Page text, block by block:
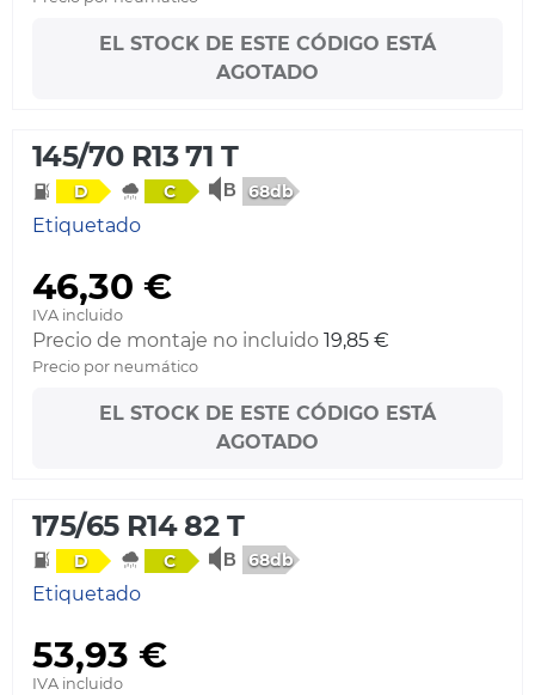
EL STOCK DE ESTE CÓDIGO ESTÁ
AGOTADO
145/70 R13 71 T
D C 68db
Etiquetado
46,30 €
IVA incluido
Precio de montaje no incluido 19,85 €
Precio por neumático
EL STOCK DE ESTE CÓDIGO ESTÁ
AGOTADO
175/65 R14 82 T
D C 68db
Etiquetado
53,93 €
IVA incluido